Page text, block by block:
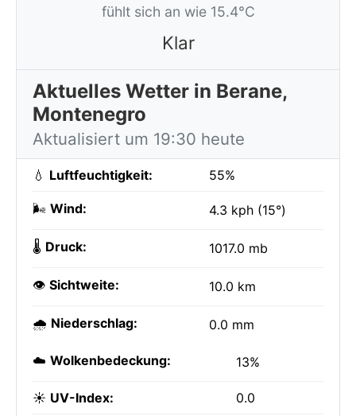
fühlt sich an wie 15.4°C
Klar
Aktuelles Wetter in Berane,
Montenegro
Aktualisiert um 19:30 heute
💧 Luftfeuchtigkeit: 55%
🌬️ Wind: 4.3 kph (15°)
🌡️ Druck: 1017.0 mb
👁️ Sichtweite: 10.0 km
🌧️ Niederschlag: 0.0 mm
☁️ Wolkenbedeckung: 13%
☀️ UV-Index: 0.0